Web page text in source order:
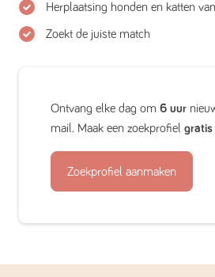
Herplaatsing honden en katten
Zoekt de juiste match
Ontvang elke dag om 6 uur
mail. Maak een zoekprofiel gratis
Zoekprofiel aanmaken